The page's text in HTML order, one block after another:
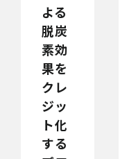
よる
脱炭
素効
果を
クレ
ジッ
ト化
する